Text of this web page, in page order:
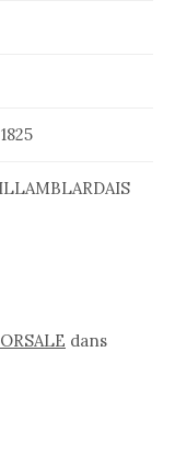
dans